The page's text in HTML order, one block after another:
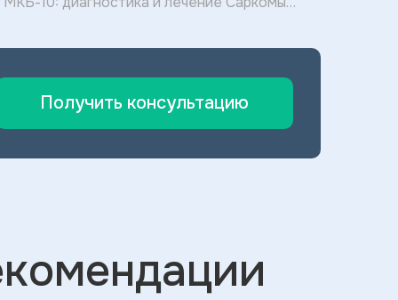
Получить консультацию